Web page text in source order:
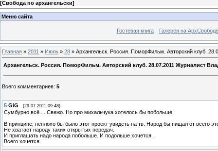
[Свобода по архангельски]
Меню сайта
Гостевая книга Галерея на АрхСвободе
Главная » 2011 » Июль » 28 » Архангельск. Россия. ПоморФильм. Авторский клуб.
Архангельск. Россия. ПоморФильм. Авторский клуб. 28.07.2011 Журналист
Всего комментариев: 5
5 GiG (29.07.2011 09:48)
Сумбурно всё.... Свежо. Но про михальчука хотелось бы побольше.
В принципе, неплохо бы было этот проект увидеть на тв. Народ бы пищал от всего
Не хватает народу таких открытых передач.
И приглашать надо народа побольше. И подольше хочется.
Всего хочется.